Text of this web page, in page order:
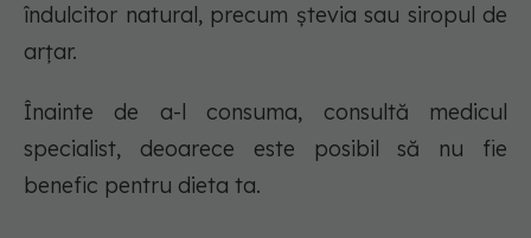
îndulcitor natural, precum ștevia sau siropul de
arțar.
Înainte de a-l consuma, consultă medicul
specialist, deoarece este posibil să nu fie
benefic pentru dieta ta.